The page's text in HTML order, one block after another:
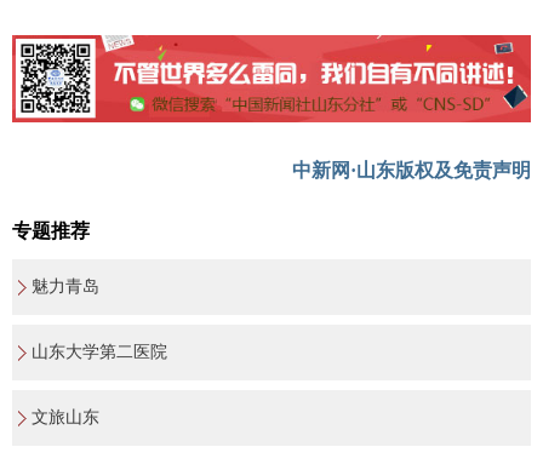
中新网·山东版权及免责声明
专题推荐
魅力青岛
山东大学第二医院
文旅山东